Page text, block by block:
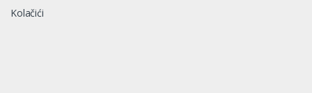
Kolačići